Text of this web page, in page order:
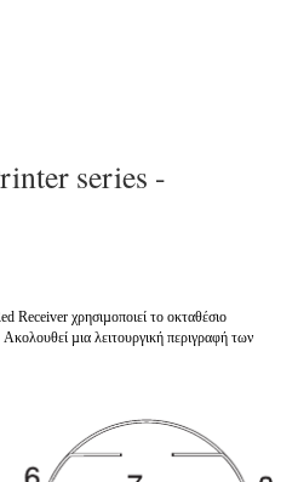
series -
Receiver χρησιµοποιεί το οκταθέσιο
µια λειτουργική περιγραφή των